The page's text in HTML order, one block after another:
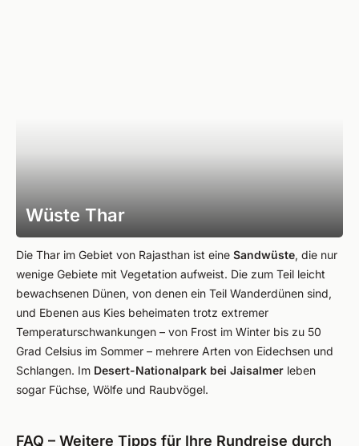
Wüste Thar
Die Thar im Gebiet von Rajasthan ist eine Sandwüste, die nur
wenige Gebiete mit Vegetation aufweist. Die zum Teil leicht
bewachsenen Dünen, von denen ein Teil Wanderdünen sind,
und Ebenen aus Kies beheimaten trotz extremer
Temperaturschwankungen – von Frost im Winter bis zu 50
Grad Celsius im Sommer – mehrere Arten von Eidechsen und
Schlangen. Im Desert-Nationalpark bei Jaisalmer leben
sogar Füchse, Wölfe und Raubvögel.
FAQ – Weitere Tipps für Ihre Rundreise durch